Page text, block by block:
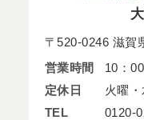
〒520-0246 滋賀
営業時間
10：
定休日
火曜
TEL
0120-